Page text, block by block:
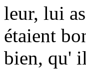
leur, lui
étaient
bien, qu'